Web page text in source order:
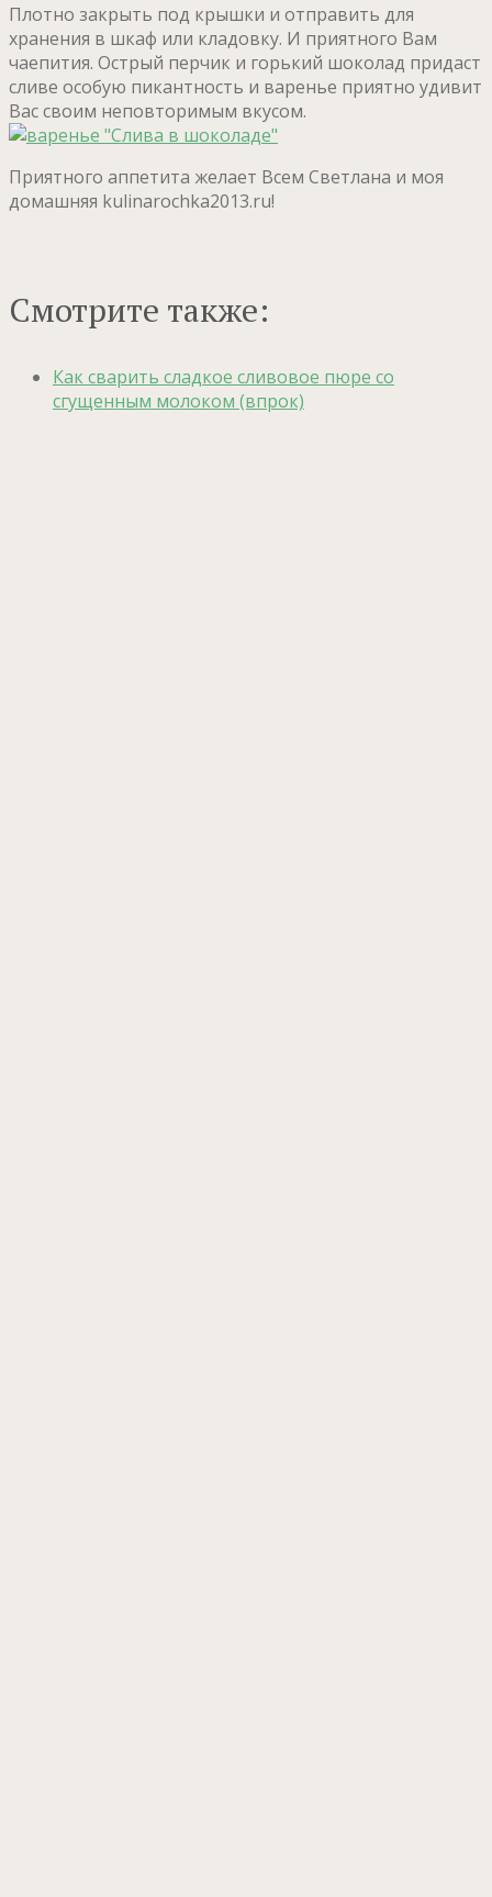
Плотно закрыть под крышки и отправить для
хранения в шкаф или кладовку. И приятного Вам
чаепития. Острый перчик и горький шоколад придаст
сливе особую пикантность и варенье приятно удивит
Вас своим неповторимым вкусом.
Приятного аппетита желает Всем Светлана и моя
домашняя kulinarochka2013.ru!
Смотрите также:
Как сварить сладкое сливовое пюре со
сгущенным молоком (впрок)